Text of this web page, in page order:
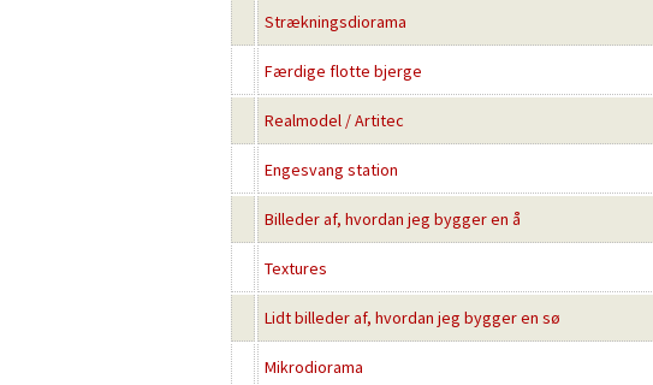
Strækningsdiorama
Færdige flotte bjerge
Realmodel / Artitec
Engesvang station
Billeder af, hvordan jeg bygger en å
Textures
Lidt billeder af, hvordan jeg bygger en sø
Mikrodiorama